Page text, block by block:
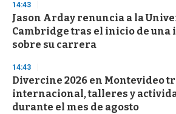
d
s
o
f
3
s
e
c
o
n
14:43
Jason Arday renuncia a la
Cambridge tras el inicio de una
sobre su carrera
14:43
Divercine 2026 en Montevideo
internacional, talleres y
durante el mes de agosto